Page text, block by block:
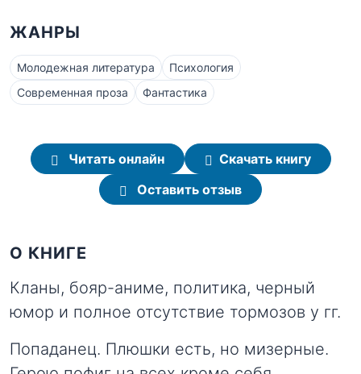
ЖАНРЫ
Молодежная литература
Психология
Современная проза
Фантастика
Читать онлайн
Скачать книгу
Оставить отзыв
О КНИГЕ
Кланы, бояр-аниме, политика, черный
юмор и полное отсутствие тормозов у гг.
Попаданец. Плюшки есть, но мизерные.